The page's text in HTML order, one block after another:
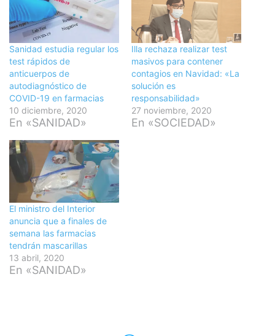
Sanidad estudia regular los
test rápidos de
anticuerpos de
autodiagnóstico de
COVID-19 en farmacias
10 diciembre, 2020
En «SANIDAD»
Illa rechaza realizar test
masivos para contener
contagios en Navidad: «La
solución es
responsabilidad»
27 noviembre, 2020
En «SOCIEDAD»
El ministro del Interior
anuncia que a finales de
semana las farmacias
tendrán mascarillas
13 abril, 2020
En «SANIDAD»